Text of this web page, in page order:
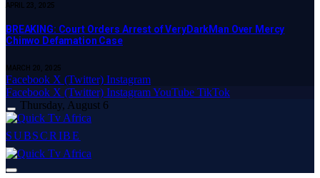
APRIL 23, 2025
BREAKING: Court Orders Arrest of VeryDarkMan Over Mercy
Chinwo Defamation Case
MARCH 20, 2025
Facebook X (Twitter) Instagram
Facebook X (Twitter) InstagramYouTube TikTok
Thursday, August 6
SUBSCRIBE